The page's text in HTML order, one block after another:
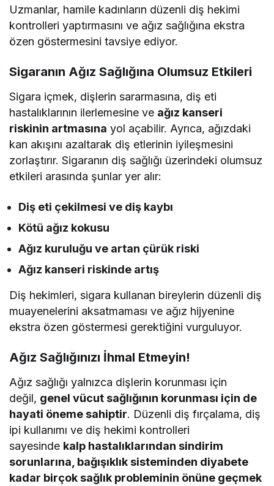
Uzmanlar, hamile kadınların düzenli diş hekimi
kontrolleri yaptırmasını ve ağız sağlığına ekstra
özen göstermesini tavsiye ediyor.
Sigaranın Ağız Sağlığına Olumsuz Etkileri
Sigara içmek, dişlerin sararmasına, diş eti
hastalıklarının ilerlemesine ve ağız kanseri
riskinin artmasına yol açabilir. Ayrıca, ağızdaki
kan akışını azaltarak diş etlerinin iyileşmesini
zorlaştırır. Sigaranın diş sağlığı üzerindeki olumsuz
etkileri arasında şunlar yer alır:
Diş eti çekilmesi ve diş kaybı
Kötü ağız kokusu
Ağız kuruluğu ve artan çürük riski
Ağız kanseri riskinde artış
Diş hekimleri, sigara kullanan bireylerin düzenli diş
muayenelerini aksatmaması ve ağız hijyenine
ekstra özen göstermesi gerektiğini vurguluyor.
Ağız Sağlığınızı İhmal Etmeyin!
Ağız sağlığı yalnızca dişlerin korunması için
değil, genel vücut sağlığının korunması için de
hayati öneme sahiptir. Düzenli diş fırçalama, diş
ipi kullanımı ve diş hekimi kontrolleri
sayesinde kalp hastalıklarından sindirim
sorunlarına, bağışıklık sisteminden diyabete
kadar birçok sağlık probleminin önüne geçmek